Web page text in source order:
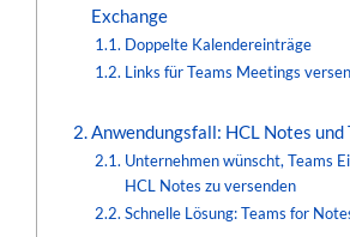
Exchange
Doppelte Kalendereinträge
Links für Teams Meetings
Anwendungsfall: HCL Notes und
Unternehmen wünscht, Teams
HCL Notes zu versenden
Schnelle Lösung: Teams for